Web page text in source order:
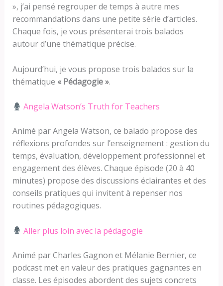
», j’ai pensé regrouper de temps à autre mes
recommandations dans une petite série d’articles.
Chaque fois, je vous présenterai trois balados
autour d’une thématique précise.
Aujourd’hui, je vous propose trois balados sur la
thématique « Pédagogie ».
Angela Watson’s Truth for Teachers
Animé par Angela Watson, ce balado propose des
réflexions profondes sur l’enseignement : gestion du
temps, évaluation, développement professionnel et
engagement des élèves. Chaque épisode (20 à 40
minutes) propose des discussions éclairantes et des
conseils pratiques qui invitent à repenser nos
routines pédagogiques.
Aller plus loin avec la pédagogie
Animé par Charles Gagnon et Mélanie Bernier, ce
podcast met en valeur des pratiques gagnantes en
classe. Les épisodes abordent des sujets concrets